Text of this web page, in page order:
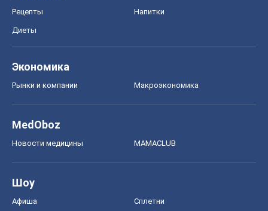
Рецепты Напитки
Диеты
Экономика
Рынки и компании Mакроэкономика
MedOboz
Новости медицины MAMACLUB
Шоу
Афиша Сплетни